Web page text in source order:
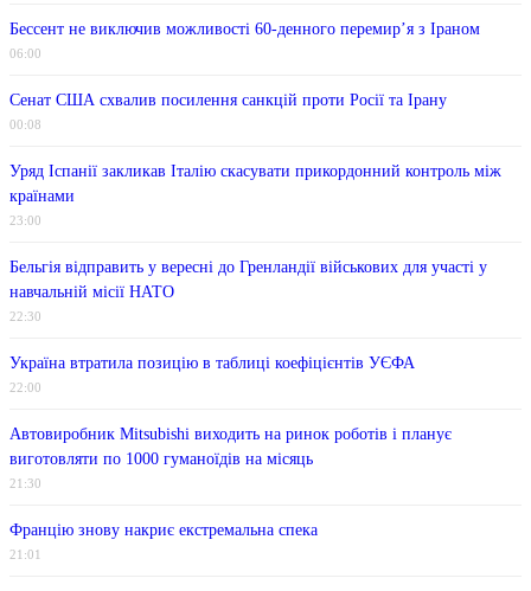
Бессент не виключив можливості 60-денного перемир’я з Іраном
06:00
Сенат США схвалив посилення санкцій проти Росії та Ірану
00:08
Уряд Іспанії закликав Італію скасувати прикордонний контроль між
країнами
23:00
Бельгія відправить у вересні до Гренландії військових для участі у
навчальній місії НАТО
22:30
Україна втратила позицію в таблиці коефіцієнтів УЄФА
22:00
Автовиробник Mitsubishi виходить на ринок роботів і планує
виготовляти по 1000 гуманоїдів на місяць
21:30
Францію знову накриє екстремальна спека
21:01